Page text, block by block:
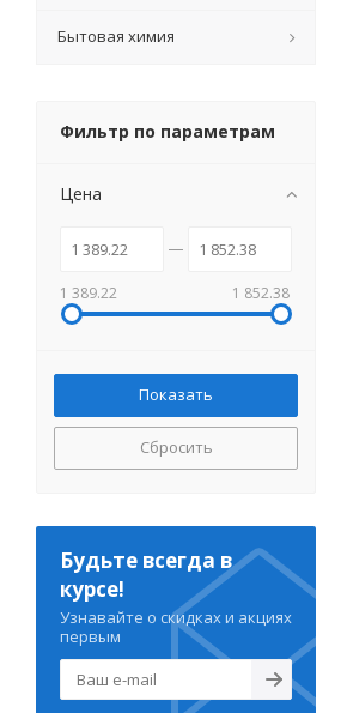
Бытовая химия
Фильтр по параметрам
Цена
1 389.22 1 852.38
Сбросить
Будьте всегда в
курсе!
Узнавайте о скидках и акциях
первым